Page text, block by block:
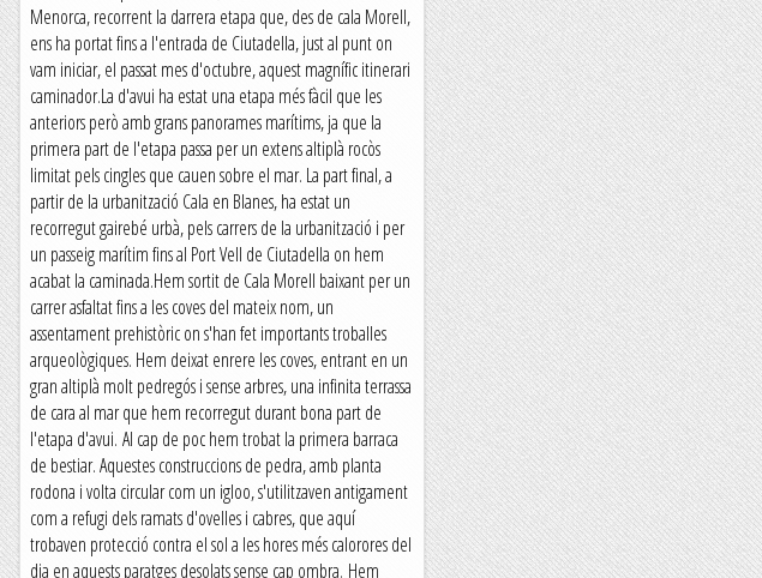
Menorca, recorrent la darrera etapa que, des de cala Morell,
ens ha portat fins a l'entrada de Ciutadella, just al punt on
vam iniciar, el passat mes d'octubre, aquest magnífic itinerari
caminador.La d'avui ha estat una etapa més fàcil que les
anteriors però amb grans panorames marítims, ja que la
primera part de l'etapa passa per un extens altiplà rocòs
limitat pels cingles que cauen sobre el mar. La part final, a
partir de la urbanització Cala en Blanes, ha estat un
recorregut gairebé urbà, pels carrers de la urbanització i per
un passeig marítim fins al Port Vell de Ciutadella on hem
acabat la caminada.Hem sortit de Cala Morell baixant per un
carrer asfaltat fins a les coves del mateix nom, un
assentament prehistòric on s'han fet importants troballes
arqueològiques. Hem deixat enrere les coves, entrant en un
gran altiplà molt pedregós i sense arbres, una infinita terrassa
de cara al mar que hem recorregut durant bona part de
l'etapa d'avui. Al cap de poc hem trobat la primera barraca
de bestiar. Aquestes construccions de pedra, amb planta
rodona i volta circular com un igloo, s'utilitzaven antigament
com a refugi dels ramats d'ovelles i cabres, que aquí
trobaven protecció contra el sol a les hores més calorores del
dia en aquests paratges desolats sense cap ombra. Hem